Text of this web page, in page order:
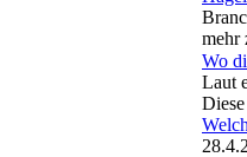
mehr
Wo
Laut